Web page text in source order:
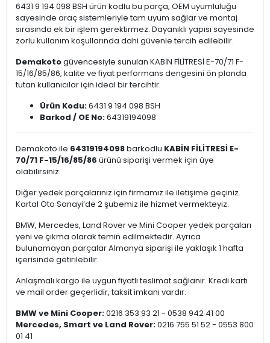
6431 9 194 098 BSH ürün kodlu bu parça, OEM uyumluluğu
sayesinde araç sistemleriyle tam uyum sağlar ve montaj
sırasında ek bir işlem gerektirmez. Dayanıklı yapısı sayesinde
zorlu kullanım koşullarında dahi güvenle tercih edilebilir.
Demakotogüvencesiyle sunulan KABİN FİLİTRESİ E-70/71 F-
15/16/85/86, kalite ve fiyat performans dengesini ön planda
tutan kullanıcılar için ideal bir tercihtir.
Ürün Kodu:6431 9 194 098 BSH
Barkod / OE No:64319194098
Demakoto ile 64319194098barkodlu KABİN FİLİTRESİ E-
70/71 F-15/16/85/86 ürünü siparişi vermek için üye
olabilirsiniz.
Diğer yedek parçalarınız için firmamız ile iletişime geçiniz.
Kartal Oto Sanayi’de 2 şubemiz ile hizmet vermekteyiz.
BMW, Mercedes, Land Rover ve Mini Cooper yedek parçaları
yeni ve çıkma olarak temin edilmektedir. Ayrıca
bulunamayan parçalar Almanya siparişi ile yaklaşık 1 hafta
içerisinde getirilebilir.
Anlaşmalı kargo ile uygun fiyatlı teslimat sağlanır. Kredi kartı
ve mail order geçerlidir, taksit imkanı vardır.
BMW ve Mini Cooper:0216 353 93 21 - 0538 942 41 00
Mercedes, Smart ve Land Rover:0216 755 51 52 - 0553 800
01 41